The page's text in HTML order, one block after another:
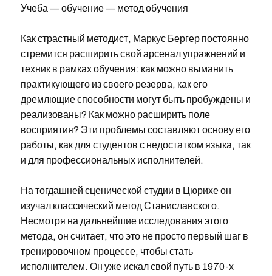
Учеба — обучение — метод обучения
Как страстный методист, Маркус Бергер постоянно
стремится расширить свой арсенал упражнений и
техник в рамках обучения: как можно выманить
практикующего из своего резерва, как его
дремлющие способности могут быть пробуждены и
реализованы? Как можно расширить поле
восприятия? Эти проблемы составляют основу его
работы, как для студентов с недостатком языка, так
и для профессиональных исполнителей.
На тогдашней сценической студии в Цюрихе он
изучал классический метод Станиславского.
Несмотря на дальнейшие исследования этого
метода, он считает, что это не просто первый шаг в
тренировочном процессе, чтобы стать
исполнителем. Он уже искал свой путь в 1970-х